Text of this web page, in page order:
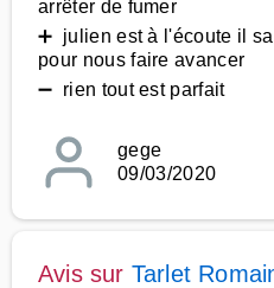
arrêter de fumer
➕ julien est à l'écoute il
pour nous faire avancer
➖ rien tout est parfait
gege
09/03/2020
Avis sur Tarlet